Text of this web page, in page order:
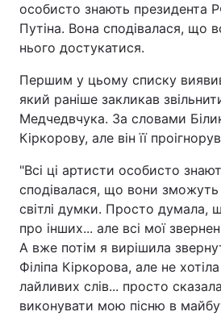
особисто знають президента
Путіна. Вона сподівалася, що
нього достукатися.
Першим у цьому списку
який раніше закликав
Медчедвчука. За словами
Кіркорову, але він її
"Всі ці артисти особисто
сподівалася, що вони
світлі думки. Просто думала,
про інших... але всі мої
А вже потім я вирішила
Філіпа Кіркорова, але не
лайливих слів... просто
виконувати мою пісню в